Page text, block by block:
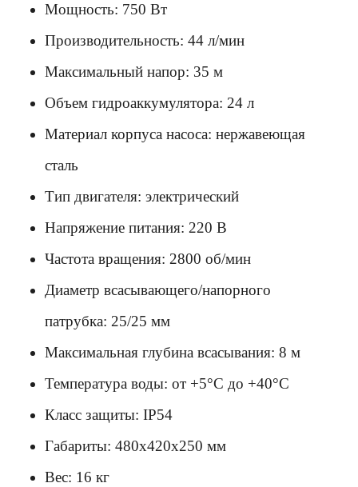
Мощность: 750 Вт
Производительность: 44 л/мин
Максимальный напор: 35 м
Объем гидроаккумулятора: 24 л
Материал корпуса насоса: нержавеющая
сталь
Тип двигателя: электрический
Напряжение питания: 220 В
Частота вращения: 2800 об/мин
Диаметр всасывающего/напорного
патрубка: 25/25 мм
Максимальная глубина всасывания: 8 м
Температура воды: от +5°C до +40°C
Класс защиты: IP54
Габариты: 480x420x250 мм
Вес: 16 кг